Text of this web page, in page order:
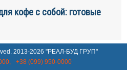
кофе с собой: готовые
2013-2026 "РЕАЛ-БУД ГРУП"
+38 (099) 950-0000